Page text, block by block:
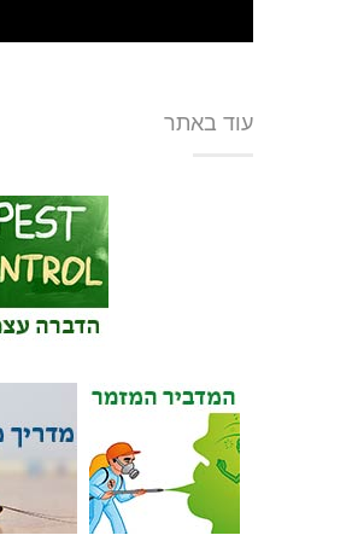
עוד באתר